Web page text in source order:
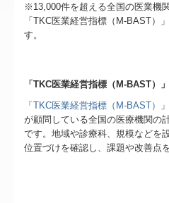
※13,000件を超える全国の医業機
「TKC医業経営指標（M-BAST）
す。
「TKC医業経営指標（M-BAST）
「TKC医業経営指標（M-BAST）
が顧問している全国の医療機関の
です。地域や診療科、規模などを
位置づけを確認し、課題や改善点